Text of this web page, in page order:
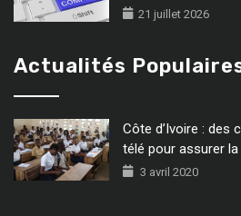
21 juillet 2026
Actualités
Côte d’Ivoire : des
télé pour assurer la
3 avril 2020